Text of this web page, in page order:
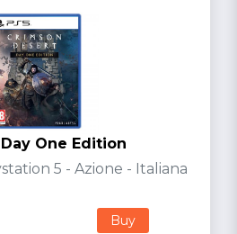
One Edition
5 - Azione - Italiana
Buy